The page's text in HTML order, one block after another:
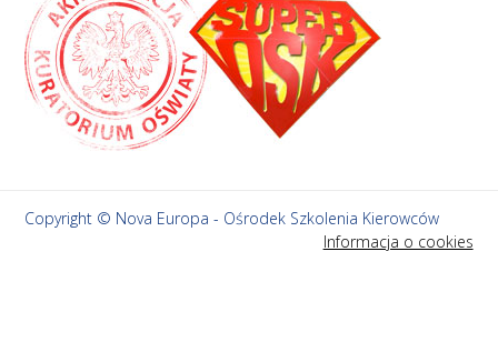
Copyright © Nova Europa - Ośrodek Szkolenia Kierowców
Informacja o cookies